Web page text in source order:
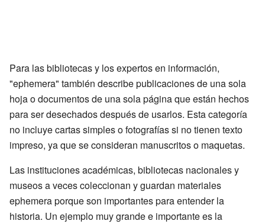
Para las bibliotecas y los expertos en información,
"ephemera" también describe publicaciones de una sola
hoja o documentos de una sola página que están hechos
para ser desechados después de usarlos. Esta categoría
no incluye cartas simples o fotografías si no tienen texto
impreso, ya que se consideran manuscritos o maquetas.
Las instituciones académicas, bibliotecas nacionales y
museos a veces coleccionan y guardan materiales
ephemera porque son importantes para entender la
historia. Un ejemplo muy grande e importante es la